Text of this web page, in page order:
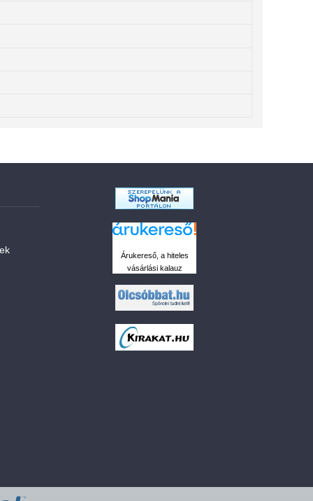
Árukereső, a hiteles
vásárlási kalauz